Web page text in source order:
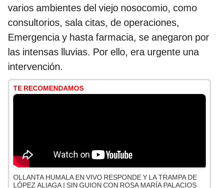
varios ambientes del viejo nosocomio, como
consultorios, sala citas, de operaciones,
Emergencia y hasta farmacia, se anegaron por
las intensas lluvias. Por ello, era urgente una
intervención.
TE RECOMENDAMOS
OLLANTA HUMALA EN VIVO RESPONDE Y LA TRAMPA DE
LÓPEZ ALIAGA | SIN GUION CON ROSA MARÍA PALACIOS